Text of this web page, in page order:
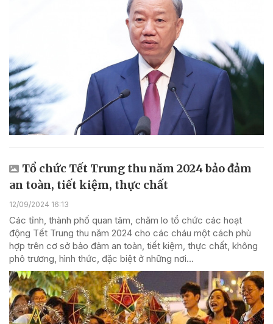
Tổ chức Tết Trung thu năm 2024 bảo đảm
an toàn, tiết kiệm, thực chất
12/09/2024 16:13
Các tỉnh, thành phố quan tâm, chăm lo tổ chức các hoạt
động Tết Trung thu năm 2024 cho các cháu một cách phù
hợp trên cơ sở bảo đảm an toàn, tiết kiệm, thực chất, không
phô trương, hình thức, đặc biệt ở những nơi...